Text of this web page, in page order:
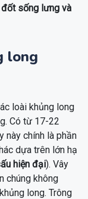
đốt sống lưng và
long
loài khủng long
Có từ 17-22
này chính là phần
dựa trên lớn hạ
hiện đại). Vây
chúng không
long. Trông